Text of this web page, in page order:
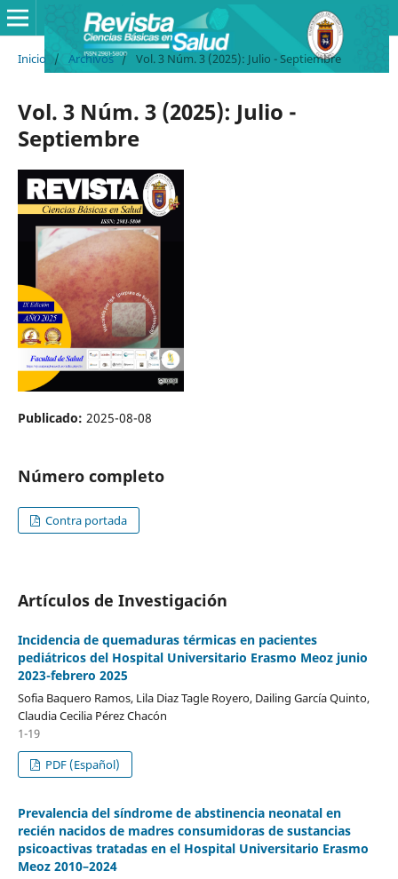
Inicio / Archivos / Vol. 3 Núm. 3 (2025): Julio - Septiembre
Vol. 3 Núm. 3 (2025): Julio -
Septiembre
Publicado: 2025-08-08
Número completo
Contra portada
Artículos de Investigación
Incidencia de quemaduras térmicas en pacientes
pediátricos del Hospital Universitario Erasmo Meoz junio
2023-febrero 2025
Sofia Baquero Ramos, Lila Diaz Tagle Royero, Dailing García Quinto,
Claudia Cecilia Pérez Chacón
1-19
PDF (Español)
Prevalencia del síndrome de abstinencia neonatal en
recién nacidos de madres consumidoras de sustancias
psicoactivas tratadas en el Hospital Universitario Erasmo
Meoz 2010–2024